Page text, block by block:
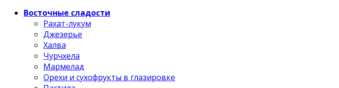
Восточные сладости
Рахат-лукум
Джезерье
Халва
Чурчхела
Мармелад
Орехи и сухофрукты в глазировке